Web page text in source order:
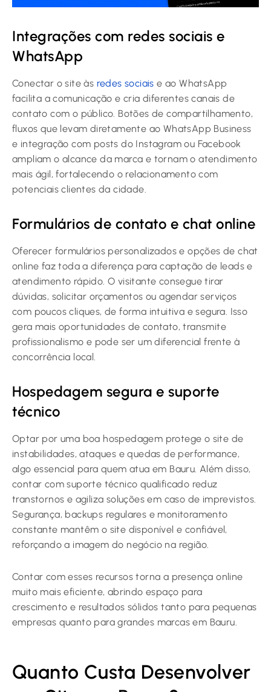
Integrações com redes sociais e
WhatsApp
Conectar o site às redes sociais e ao WhatsApp
facilita a comunicação e cria diferentes canais de
contato com o público. Botões de compartilhamento,
fluxos que levam diretamente ao WhatsApp Business
e integração com posts do Instagram ou Facebook
ampliam o alcance da marca e tornam o atendimento
mais ágil, fortalecendo o relacionamento com
potenciais clientes da cidade.
Formulários de contato e chat online
Oferecer formulários personalizados e opções de chat
online faz toda a diferença para captação de leads e
atendimento rápido. O visitante consegue tirar
dúvidas, solicitar orçamentos ou agendar serviços
com poucos cliques, de forma intuitiva e segura. Isso
gera mais oportunidades de contato, transmite
profissionalismo e pode ser um diferencial frente à
concorrência local.
Hospedagem segura e suporte
técnico
Optar por uma boa hospedagem protege o site de
instabilidades, ataques e quedas de performance,
algo essencial para quem atua em Bauru. Além disso,
contar com suporte técnico qualificado reduz
transtornos e agiliza soluções em caso de imprevistos.
Segurança, backups regulares e monitoramento
constante mantêm o site disponível e confiável,
reforçando a imagem do negócio na região.
Contar com esses recursos torna a presença online
muito mais eficiente, abrindo espaço para
crescimento e resultados sólidos tanto para pequenas
empresas quanto para grandes marcas em Bauru.
Quanto Custa Desenvolver